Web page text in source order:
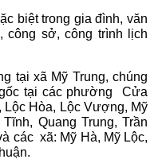
biệt trong gia đình, văn
công sở, công trình lịch
tại xã Mỹ Trung, chúng
tại các phường Cửa
Lộc Hòa, Lộc Vượng, Mỹ
Quang Trung, Trần
các xã: Mỹ Hà, Mỹ Lộc,